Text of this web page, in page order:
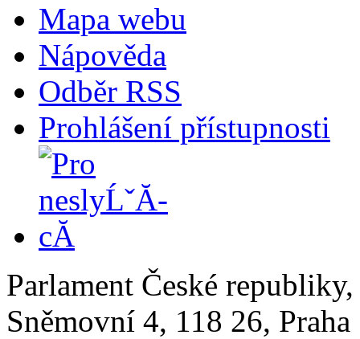
Mapa webu
Nápověda
Odběr RSS
Prohlášení přístupnosti
Parlament České
Sněmovní 4, 118 26,